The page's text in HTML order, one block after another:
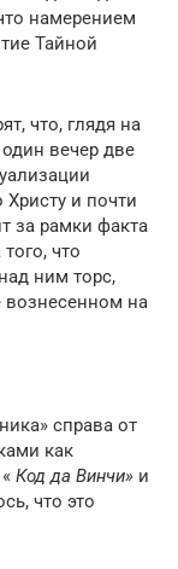
намерением
Тайной
что, глядя на
вечер две
и почти
за рамки факта
что
ним торс,
вознесенном на
справа от
как
Код да Винчи» и
что это